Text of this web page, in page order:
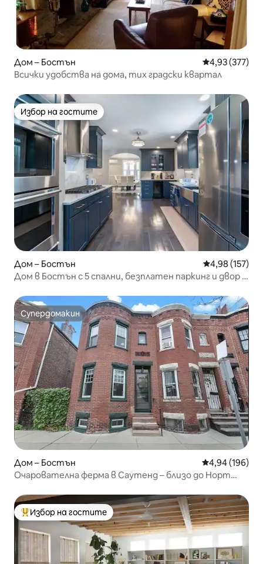
Дом – Бостън Средна
4,93 (377)
Всички удобства на дома, тих градски квартал
Избор на гостите
Избор на гостите
Дом – Бостън Средна
4,98 (157)
Дом в Бостън с 5 спални, безплатен паркинг и двор –
Супердомакин
Супердомакин
Дом – Бостън Средна
4,94 (196)
Очарователна ферма в Саутенд – близо до Норт
Най-популярен избор на гостите
Избор на гостите